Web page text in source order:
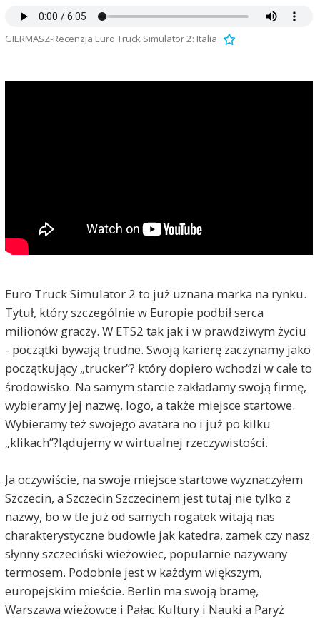
GIERMASZ-Recenzja Euro Truck Simulator 2: Italia
Euro Truck Simulator 2 to już uznana marka na rynku.
Tytuł, który szczególnie w Europie podbił serca
milionów graczy. W ETS2 tak jak i w prawdziwym życiu
- początki bywają trudne. Swoją karierę zaczynamy jako
początkujący „trucker”? który dopiero wchodzi w całe to
środowisko. Na samym starcie zakładamy swoją firmę,
wybieramy jej nazwę, logo, a także miejsce startowe.
Wybieramy też swojego avatara no i już po kilku
„klikach”?lądujemy w wirtualnej rzeczywistości.
Ja oczywiście, na swoje miejsce startowe wyznaczyłem
Szczecin, a Szczecin Szczecinem jest tutaj nie tylko z
nazwy, bo w tle już od samych rogatek witają nas
charakterystyczne budowle jak katedra, zamek czy nasz
słynny szczeciński wieżowiec, popularnie nazywany
termosem. Podobnie jest w każdym większym,
europejskim mieście. Berlin ma swoją bramę,
Warszawa wieżowce i Pałac Kultury i Nauki a Paryż